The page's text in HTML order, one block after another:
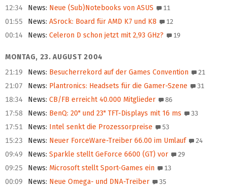
12:34 News: Neue (Sub)Notebooks von ASUS 11
01:55 News: ASrock: Board für AMD K7 und K8 12
00:14 News: Celeron D schon jetzt mit 2,93 GHz? 19
MONTAG, 23. AUGUST 2004
21:19
News: Besucherrekord auf der Games Convention 21
21:07 News: Plantronics: Headsets für die Gamer-Szene 31
18:34 News: CB/FB erreicht 40.000 Mitglieder 86
17:58 News: BenQ: 20" und 23" TFT-Displays mit 16 ms 33
17:51 News: Intel senkt die Prozessorpreise 53
15:23 News: Neuer ForceWare-Treiber 66.00 im Umlauf 24
09:49 News: Sparkle stellt GeForce 6600 (GT) vor 29
09:25 News: Microsoft stellt Sport-Games ein 13
00:09 News: Neue Omega- und DNA-Treiber 35